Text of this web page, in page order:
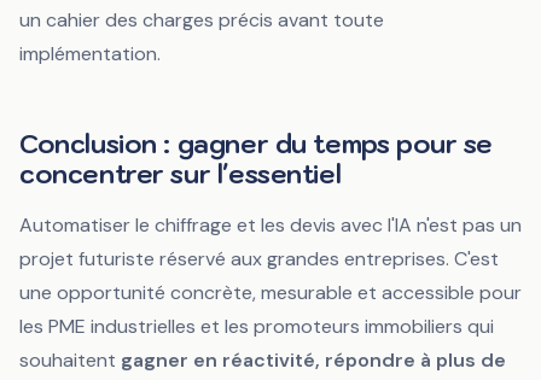
un cahier des charges précis avant toute
implémentation.
Conclusion : gagner du temps pour se
concentrer sur l'essentiel
Automatiser le chiffrage et les devis avec l'IA n'est pas un
projet futuriste réservé aux grandes entreprises. C'est
une opportunité concrète, mesurable et accessible pour
les PME industrielles et les promoteurs immobiliers qui
souhaitent gagner en réactivité, répondre à plus de